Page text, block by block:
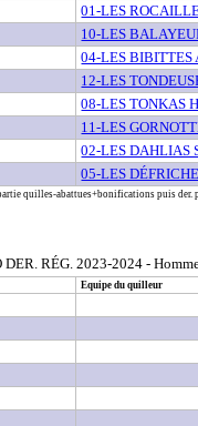
01-LES
10-LES
04-LES BIBITTES
12-LES
08-LES TONKAS
11-LES
02-LES DAHLIAS
05-LES
quilles-abattues+bonifications puis der.
RÉG. 2023-2024 -
Equipe du quilleur